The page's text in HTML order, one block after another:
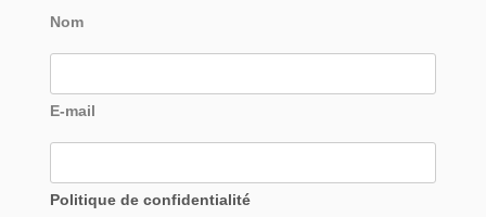
Nom
E-mail
Politique de confidentialité